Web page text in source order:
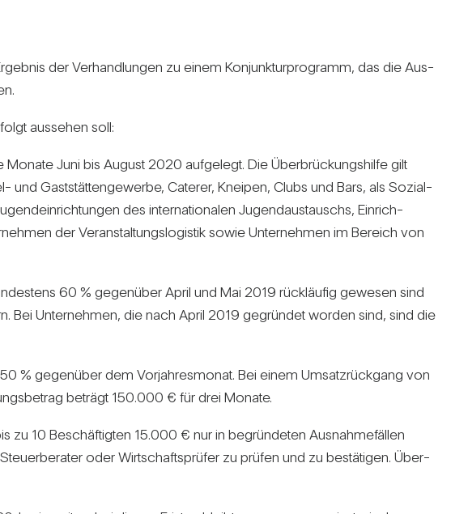
der Ver­hand­lungen zu einem Kon­junk­tur­pro­gramm, das die Aus­
aus­sehen soll:
Juni bis August 2020 auf­ge­legt. Die Über­brü­ckungs­hilfe gilt
Gast­stät­ten­ge­werbe, Caterer, Kneipen, Clubs und Bars, als Sozial-
des inter­na­tio­nalen Jugend­aus­tauschs, Ein­rich­
der Ver­an­stal­tungs­lo­gistik sowie Unter­nehmen im Bereich von
60 % gegen­über April und Mai 2019 rück­läufig gewesen sind
Unter­nehmen, die nach April 2019 gegründet worden sind, sind die
% gegen­über dem Vor­jah­res­monat. Bei einem Umsatz­rück­gang von
beträgt 150.000 € für drei Monate.
zu 10 Beschäf­tigten 15.000 € nur in begrün­deten Aus­nah­me­fällen
oder Wirt­schafts­prüfer zu prüfen und zu bestä­tigen. Über­